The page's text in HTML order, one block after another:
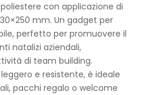
con applicazione di
mm. Un gadget per
perfetto per promuovere il
natalizi aziendali,
di team building.
e resistente, è ideale
pacchi regalo o welcome